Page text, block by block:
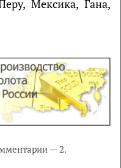
Мексика, Гана,
— 2.